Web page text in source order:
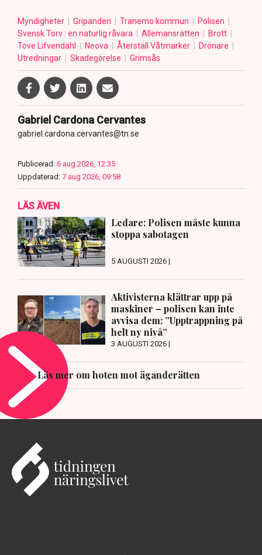
Myndigheter Gripanden Tranemo kommun
Polisen
Svensk Torv : en naturlig råvara
Allemansrätten
Brott
Tove Lifvendahl
Neova Återställ Våtmarker
Drönare
Utredningar
Skadegörelse Grimsås
Gabriel Cardona Cervantes
gabriel.cardona.cervantes@tn.se
Publicerad: 6 aug 2026, 12:35
Uppdaterad: 7 aug 2026, 09:58
LÄS ÄVEN
Ledare: Polisen måste kunna
stoppa sabotagen
5 AUGUSTI 2026 |
Aktivisterna klättrar upp på
maskiner – polisen kan inte
avvisa dem: ”Upptrappning på
helt ny nivå”
3 AUGUSTI 2026 |
Läs mer om hoten mot äganderätten